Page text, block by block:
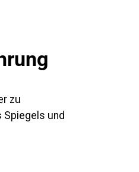
zu
Spiegels und